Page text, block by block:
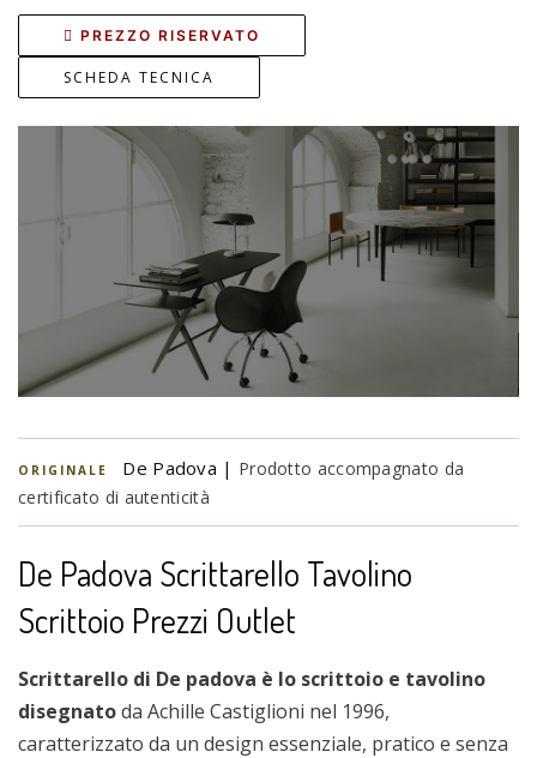
PREZZO RISERVATO
SCHEDA TECNICA
ORIGINALE De Padova | Prodotto accompagnato da
certificato di autenticità
De Padova Scrittarello Tavolino
Scrittoio Prezzi Outlet
Scrittarello di De padova è lo scrittoio e tavolino
disegnatoda Achille Castiglioni nel 1996,
caratterizzato da un design essenziale, pratico e senza